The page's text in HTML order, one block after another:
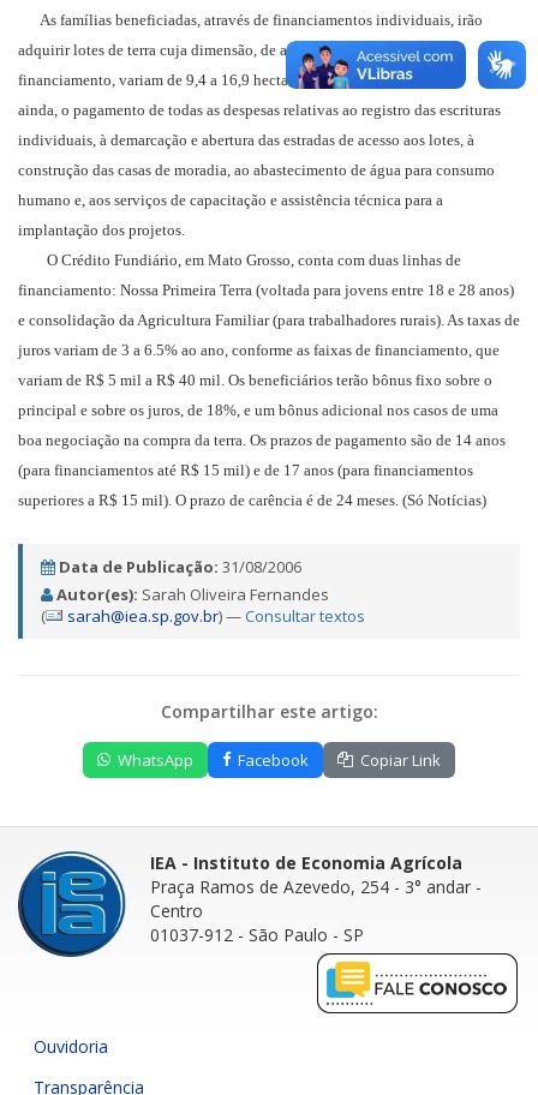
As famílias beneficiadas, através de financiamentos individuais, irão
adquirir lotes de terra cuja dimensão, de acordo com as propostas de
financiamento, variam de 9,4 a 16,9 hectares. As propostas prevêem,
ainda, o pagamento de todas as despesas relativas ao registro das escrituras
individuais, à demarcação e abertura das estradas de acesso aos lotes, à
construção das casas de moradia, ao abastecimento de água para consumo
humano e, aos serviços de capacitação e assistência técnica para a
implantação dos projetos.
O Crédito Fundiário, em Mato Grosso, conta com duas linhas de
financiamento: Nossa Primeira Terra (voltada para jovens entre 18 e 28 anos)
e consolidação da Agricultura Familiar (para trabalhadores rurais). As taxas de
juros variam de 3 a 6.5% ao ano, conforme as faixas de financiamento, que
variam de R$ 5 mil a R$ 40 mil. Os beneficiários terão bônus fixo sobre o
principal e sobre os juros, de 18%, e um bônus adicional nos casos de uma
boa negociação na compra da terra. Os prazos de pagamento são de 14 anos
(para financiamentos até R$ 15 mil) e de 17 anos (para financiamentos
superiores a R$ 15 mil). O prazo de carência é de 24 meses. (Só Notícias)
Data de Publicação: 31/08/2006
Autor(es): Sarah Oliveira Fernandes
(
sarah@iea.sp.gov.br) —Consultar textos
Compartilhar este artigo:
WhatsApp Facebook Copiar Link
IEA - Instituto de Economia Agrícola
Praça Ramos de Azevedo, 254 - 3° andar -
Centro
01037-912 - São Paulo - SP
Ouvidoria
Transparência